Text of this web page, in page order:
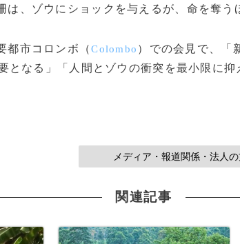
、ゾウにショックを与えるが、命を奪う
都市コロンボ（Colombo ）での会見で、「
となる」「人間とゾウの衝突を最小限に抑
メディア・報道関係・法人
関連記事